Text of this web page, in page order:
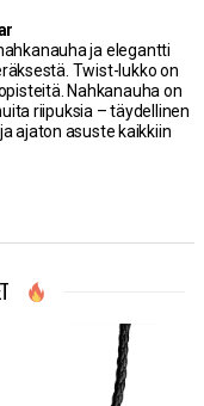
ja elegantti
Twist-lukko on
Nahkanauha on
riipuksia – täydellinen
ajaton asuste kaikkiin